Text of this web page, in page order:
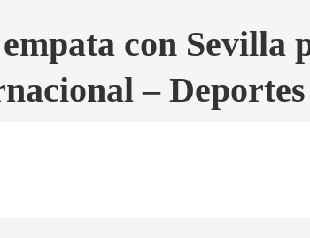
con Sevilla
– Deportes